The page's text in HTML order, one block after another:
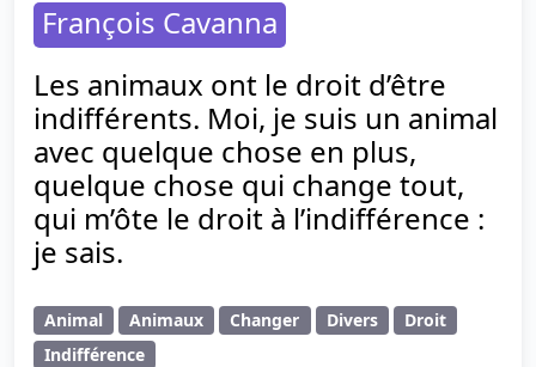
François Cavanna
Les animaux ont le droit d’être
indifférents. Moi, je suis un animal
avec quelque chose en plus,
quelque chose qui change tout,
qui m’ôte le droit à l’indifférence :
je sais.
Animal Animaux Changer Divers
Droit
Indifférence